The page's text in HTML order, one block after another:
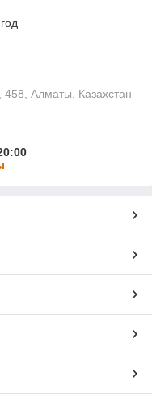
Алматы, Казахстан